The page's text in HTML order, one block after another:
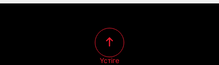
Үстіге